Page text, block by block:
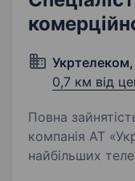
0,7 км від
Повна зайнятість.
компанія АТ
найбільших